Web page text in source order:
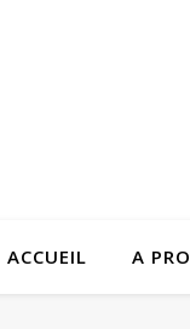
ACCUEIL A